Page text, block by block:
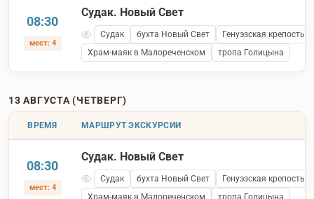
08:30
мест: 4
Судак. Новый Свет
Судак бухта Новый Свет
Генуэзская крепость
Храм-маяк в Малореченском
тропа Голицына
13 АВГУСТА (ЧЕТВЕРГ)
ВРЕМЯ МАРШРУТ ЭКСКУРСИИ
08:30
мест: 4
Судак. Новый Свет
Судак бухта Новый Свет
Генуэзская крепость